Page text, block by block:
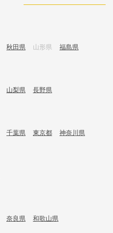
秋田県 山形県 福島県
山梨県 長野県
千葉県 東京都 神奈川県
奈良県 和歌山県